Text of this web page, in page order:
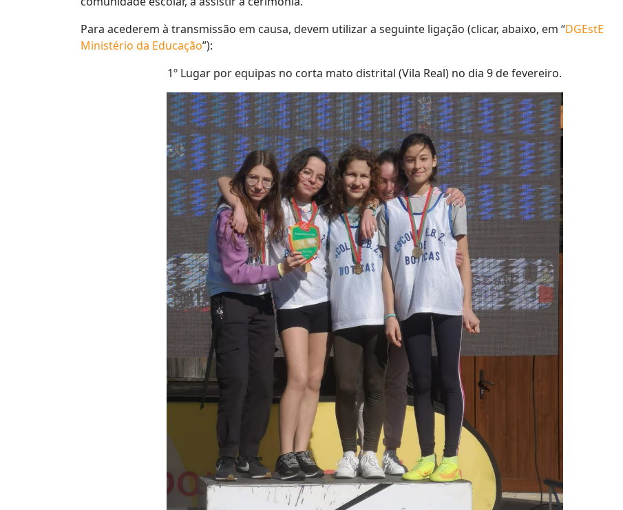
Para acederem à transmissão em causa, devem utilizar a seguinte ligação (clicar, abaixo, em “DGEstE
Ministério da Educação”):
1º Lugar por equipas no corta mato distrital (Vila Real) no dia 9 de fevereiro.